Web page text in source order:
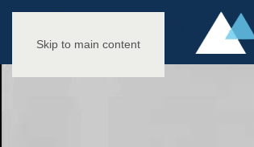
Skip to main content